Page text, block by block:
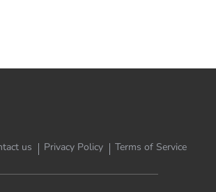
us Privacy Policy Terms of Service